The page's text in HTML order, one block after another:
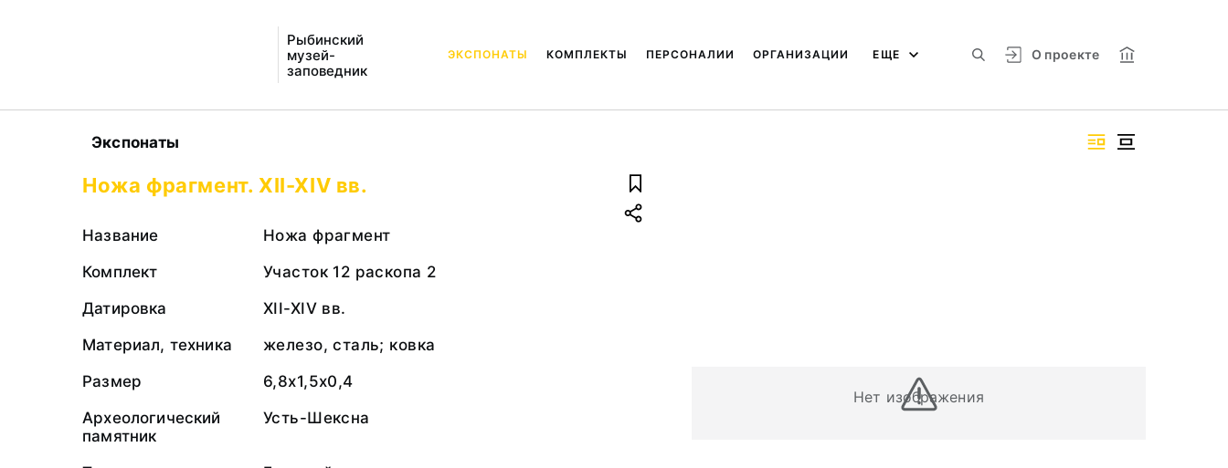
Рыбинский
музей-
заповедник
О проекте
ЭКСПОНАТЫ КОМПЛЕКТЫ ПЕРСОНАЛИИ ОРГАНИЗАЦИИ ЕЩЕ
Экспонаты
Нет изображения
Ножа фрагмент. XII-XIV вв.
Название
Ножа фрагмент
Комплект
Участок 12 раскопа 2
Датировка
XII-XIV вв.
Материал, техника
железо, сталь; ковка
Размер
6,8х1,5х0,4
Археологический
памятник
Усть-Шексна